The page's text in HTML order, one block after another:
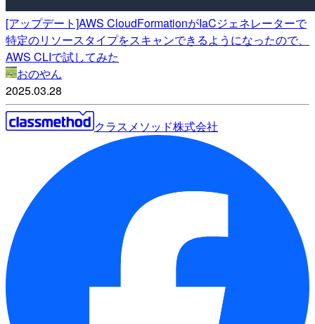
[アップデート]AWS CloudFormationがIaCジェネレーターで
特定のリソースタイプをスキャンできるようになったので、
AWS CLIで試してみた
おのやん
2025.03.28
クラスメソッド株式会社